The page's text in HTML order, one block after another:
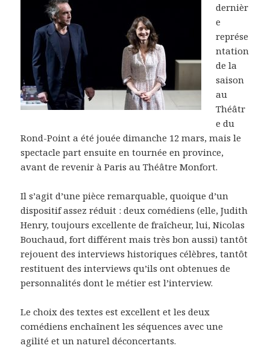
dernièr
e
représe
ntation
de la
saison
au
Théâtr
e du
Rond-Point a été jouée dimanche 12 mars, mais le
spectacle part ensuite en tournée en province,
avant de revenir à Paris au Théâtre Monfort.
Il s’agit d’une pièce remarquable, quoique d’un
dispositif assez réduit : deux comédiens (elle, Judith
Henry, toujours excellente de fraîcheur, lui, Nicolas
Bouchaud, fort différent mais très bon aussi) tantôt
rejouent des interviews historiques célèbres, tantôt
restituent des interviews qu’ils ont obtenues de
personnalités dont le métier est l’interview.
Le choix des textes est excellent et les deux
comédiens enchaînent les séquences avec une
agilité et un naturel déconcertants.